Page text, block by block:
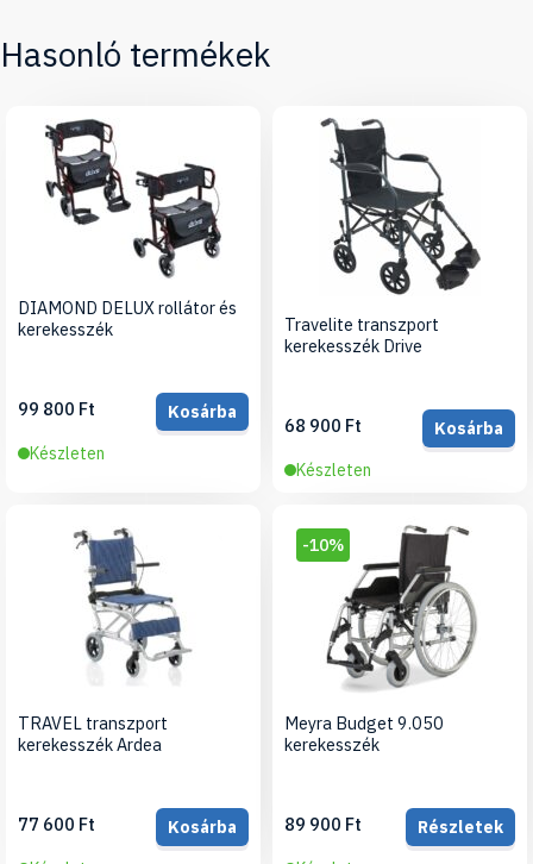
Hasonló termékek
DIAMOND DELUX rollátor és
kerekesszék
99 800 Ft
Kosárba
Készleten
Travelite transzport
kerekesszék Drive
68 900 Ft
Kosárba
Készleten
TRAVEL transzport
kerekesszék Ardea
77 600 Ft
Kosárba
-10%
Meyra Budget 9.050
kerekesszék
89 900 Ft
Részletek